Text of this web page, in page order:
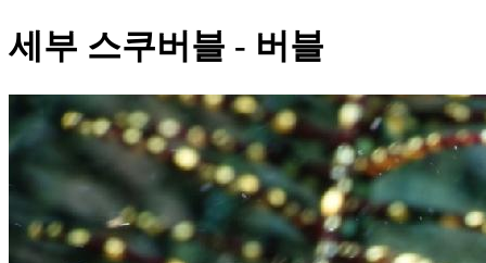
세부 스쿠버블 - 버블